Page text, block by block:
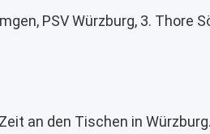
PSV Würzburg, 3. Thore
an den Tischen in Würzburg.